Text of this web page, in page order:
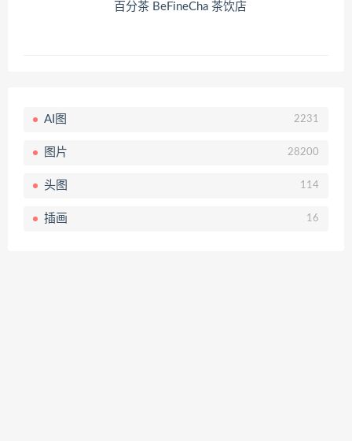
百分茶 BeFineCha 茶饮店
AI图 2231
图片 28200
头图 114
插画 16